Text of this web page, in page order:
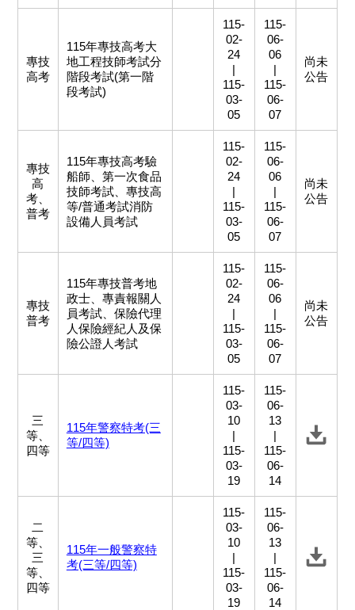
專技
高考
115年專技高考大
地工程技師考試分
階段考試(第一階
段考試)
115-
02-
24
|
115-
03-
05
115-
06-
06
|
115-
06-
07
尚未
公告
專技
高
考、
普考
115年專技高考驗
船師、第一次食品
技師考試、專技高
等/普通考試消防
設備人員考試
115-
02-
24
|
115-
03-
05
115-
06-
06
|
115-
06-
07
尚未
公告
專技
普考
115年專技普考地
政士、專責報關人
員考試、保險代理
人保險經紀人及保
險公證人考試
115-
02-
24
|
115-
03-
05
115-
06-
06
|
115-
06-
07
尚未
公告
三
等、
四等
115年警察特考(三
等/四等)
115-
03-
10
|
115-
03-
19
115-
06-
13
|
115-
06-
14
二
等、
三
等、
四等
115年一般警察特
考(三等/四等)
115-
03-
10
|
115-
03-
19
115-
06-
13
|
115-
06-
14